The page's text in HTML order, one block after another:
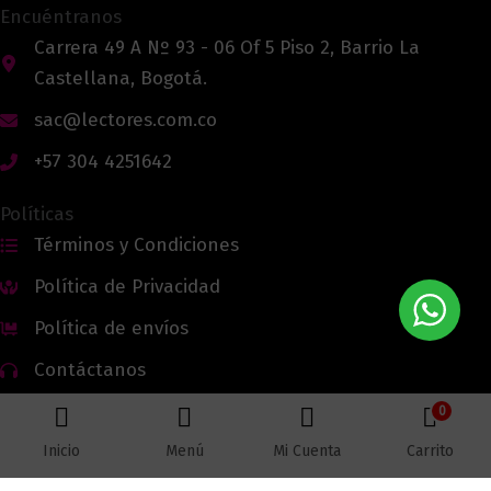
Encuéntranos
Carrera 49 A Nº 93 - 06 Of 5 Piso 2, Barrio La
Castellana, Bogotá.
sac@lectores.com.co
+57 304 4251642
Políticas
Términos y Condiciones
Política de Privacidad
Política de envíos
Contáctanos
Todos los derechos reservados © 2026 Lectores.co |
Inicio Menú Mi Cuenta
0
Carrito